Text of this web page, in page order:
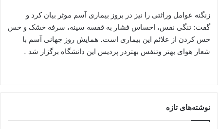
زنگنه عوامل وراثتی را نیز در بروز بیماری آسم موثر بیان کرد و
گفت: تنگی نفس، احساس فشار به قفسه سینه، سرفه خشک و خس
خس کردن از علائم این بیماری است. همایش روز جهانی آسم با
شعار هوای بهتر وتنفس بهتردر پردیس این دانشگاه برگزار شد .
نوشته‌های تازه